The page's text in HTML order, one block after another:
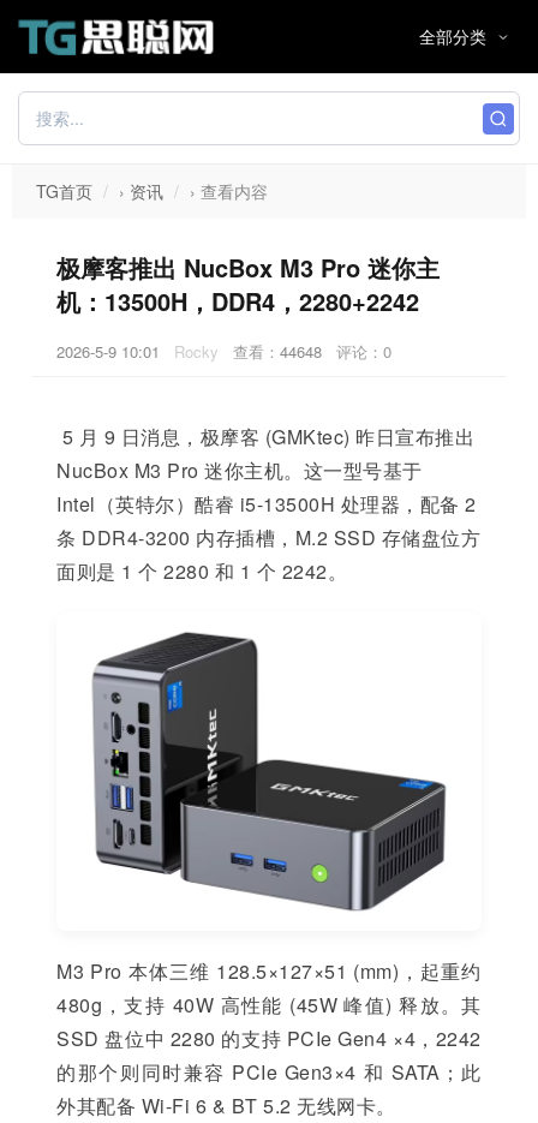
TG首页 › 资讯 › 查看内容
极摩客推出 NucBox M3 Pro 迷你主
机：13500H，DDR4，2280+2242
2026-5-9 10:01 Rocky 查看：44648 评论：0
5 月 9 日消息，极摩客 (GMKtec) 昨日宣布推出
NucBox M3 Pro 迷你主机。这一型号基于
Intel（英特尔）酷睿 i5-13500H 处理器，配备 2
条 DDR4-3200 内存插槽，M.2 SSD 存储盘位方
面则是 1 个 2280 和 1 个 2242。
M3 Pro 本体三维 128.5×127×51 (mm)，起重约
480g，支持 40W 高性能 (45W 峰值) 释放。其
SSD 盘位中 2280 的支持 PCIe Gen4 ×4，2242
的那个则同时兼容 PCIe Gen3×4 和 SATA；此
外其配备 Wi-Fi 6 & BT 5.2 无线网卡。